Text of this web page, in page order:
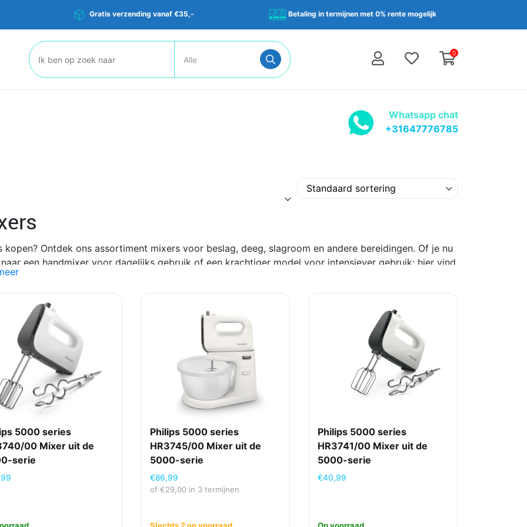
Gratis verzending vanaf €35,- Betaling in termijnen met 0% rente mogelijk
0
Zoeken:
Whatsapp chat
+31647776785
kopen? Ontdek ons assortiment mixers voor beslag, deeg, slagroom en andere bereidingen. Of je nu
een handmixer voor dagelijks gebruik of een krachtiger model voor intensiever gebruik: hier vind
een passende mixer. Wil je een mixer betalen in termijnen, gespreid betalen of achteraf
kopen via Billie is mogelijk.
5000 series
00 Mixer uit de
serie
Philips 5000 series
HR3745/00 Mixer uit de
5000-serie
€86,99
of€29,00 in 3 termijnen
Slechts 2 op voorraad
Philips 5000 series
HR3741/00 Mixer uit de
5000-serie
€40,99
Op voorraad